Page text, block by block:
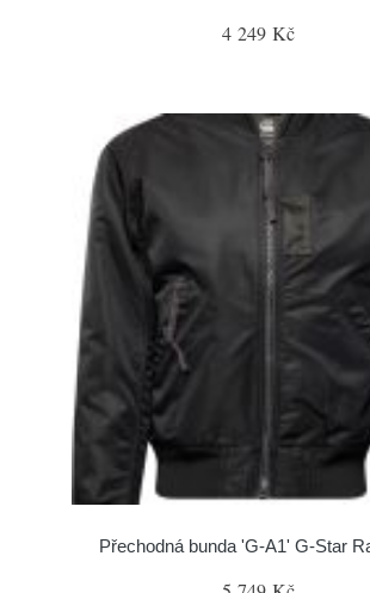
4 249 Kč
Přechodná bunda 'G-A1' G-Star